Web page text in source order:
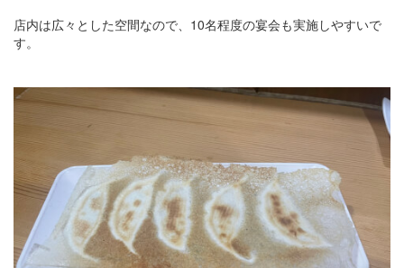
店内は広々とした空間なので、10名程度の宴会も実施しやすいで
す。